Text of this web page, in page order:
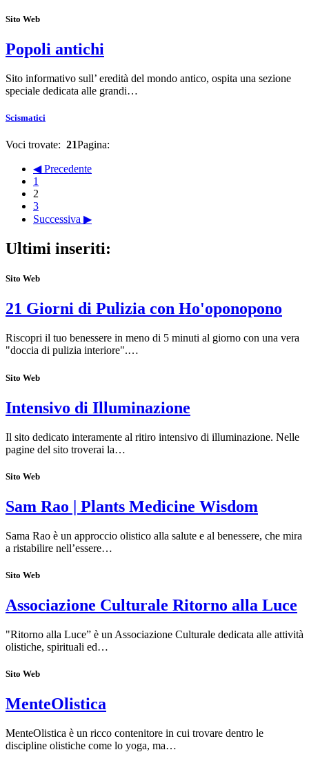
Sito Web
Popoli antichi
Sito informativo sull’ eredità del mondo antico, ospita una sezione
speciale dedicata alle grandi…
Scismatici
Voci trovate: 21Pagina:
◀ Precedente
1
2
3
Successiva ▶
Ultimi inseriti:
Sito Web
21 Giorni di Pulizia con Ho'oponopono
Riscopri il tuo benessere in meno di 5 minuti al giorno con una vera
"doccia di pulizia interiore".…
Sito Web
Intensivo di Illuminazione
Il sito dedicato interamente al ritiro intensivo di illuminazione. Nelle
pagine del sito troverai la…
Sito Web
Sam Rao | Plants Medicine Wisdom
Sama Rao è un approccio olistico alla salute e al benessere, che mira
a ristabilire nell’essere…
Sito Web
Associazione Culturale Ritorno alla Luce
"Ritorno alla Luce” è un Associazione Culturale dedicata alle attività
olistiche, spirituali ed…
Sito Web
MenteOlistica
MenteOlistica è un ricco contenitore in cui trovare dentro le
discipline olistiche come lo yoga, ma…